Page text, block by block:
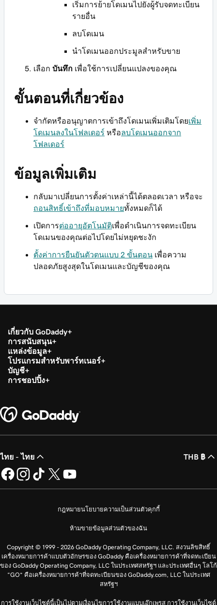
เริ่มการย้ายโดเมนไปยังผู้รับจดทะเบียน
รายอื่น
ลบโดเมน
นำโดเมนออกประมูลสำหรับขาย
เลือก บันทึก เพื่อใช้การเปลี่ยนแปลงของคุณ
ขั้นตอนที่เกี่ยวข้อง
จำกัดหรืออนุญาตการเข้าถึงโดเมนเพิ่มเติมโดยเพิ่ม
โดเมนลงในโฟลเดอร์ หรือลบโดเมนออกจาก
โฟลเดอร์
ข้อมูลเพิ่มเติม
กลับมาเปลี่ยนการตั้งค่าเหล่านี้ได้ตลอดเวลา หรือจะ
ถอนสิทธิ์เข้าถึงที่มอบหมายทั้งหมดก็ได้
เปิดการต่ออายุอัตโนมัติเพื่อดำเนินการจดทะเบียน
โดเมนของคุณต่อไปโดยไม่หยุดชะงัก
ตั้งค่าการยืนยันตัวตนแบบ 2 ขั้นตอน เพื่อความ
ปลอดภัยสูงสุดในโดเมนและบัญชีของคุณ
เกี่ยวกับ GoDaddy
การสนับสนุน
แหล่งข้อมูล
โปรแกรมสำหรับพาร์ทเนอร์
บัญชี
การชอปปิ้ง
ไทย - ไทย THB ฿
กฎหมายนโยบายความเป็นส่วนตัวคุกกี้
ห้ามขายข้อมูลส่วนตัวของฉัน
Copyright © 1999 - 2026 GoDaddy Operating Company, LLC. สงวนลิขสิทธิ์
เครื่องหมายการค้าแบบตัวอักษรของ GoDaddy คือเครื่องหมายการค้าที่จดทะเบียน
ของ GoDaddy Operating Company, LLC ในประเทศสหรัฐฯ และประเทศอื่นๆ โลโก้
“GO” คือเครื่องหมายการค้าที่จดทะเบียนของ GoDaddy.com, LLC ในประเทศ
สหรัฐฯ
การใช้งานเว็บไซต์นี้เป็นไปตามเงื่อนไขการใช้งานแบบเอ๊กเพรส การใช้งานเว็บไซต์